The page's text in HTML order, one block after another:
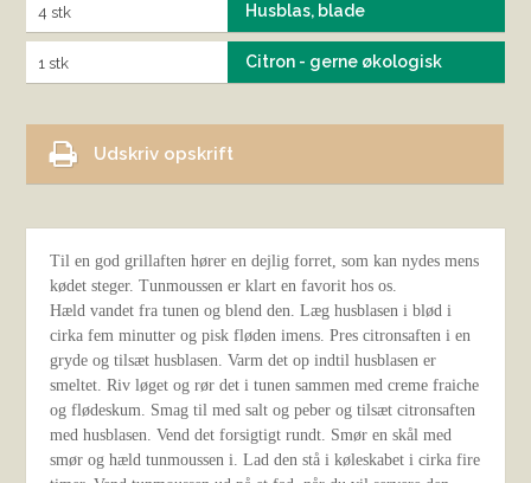
4 stk Husblas, blade
1 stk Citron - gerne økologisk
Udskriv opskrift
Til en god grillaften hører en dejlig forret, som kan nydes mens
kødet steger. Tunmoussen er klart en favorit hos os.
Hæld vandet fra tunen og blend den. Læg husblasen i blød i
cirka fem minutter og pisk fløden imens. Pres citronsaften i en
gryde og tilsæt husblasen. Varm det op indtil husblasen er
smeltet. Riv løget og rør det i tunen sammen med creme fraiche
og flødeskum. Smag til med salt og peber og tilsæt citronsaften
med husblasen. Vend det forsigtigt rundt. Smør en skål med
smør og hæld tunmoussen i. Lad den stå i køleskabet i cirka fire